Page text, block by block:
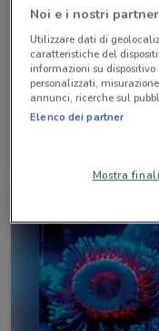
Alpitour
Noi e i nostri
Utilizzare dati di
caratteristiche del
informazioni su
personalizzati,
annunci, ricerche sul
Elenco dei partner
Mostra